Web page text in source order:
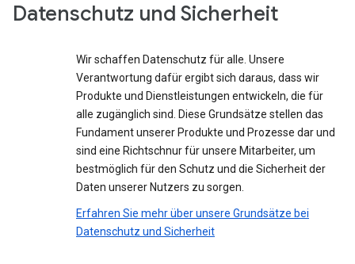
Datenschutz und Sicherheit
Wir schaffen Datenschutz für alle. Unsere
Verantwortung dafür ergibt sich daraus, dass wir
Produkte und Dienstleistungen entwickeln, die für
alle zugänglich sind. Diese Grundsätze stellen das
Fundament unserer Produkte und Prozesse dar und
sind eine Richtschnur für unsere Mitarbeiter, um
bestmöglich für den Schutz und die Sicherheit der
Daten unserer Nutzers zu sorgen.
Erfahren Sie mehr über unsere Grundsätze bei
Datenschutz und Sicherheit